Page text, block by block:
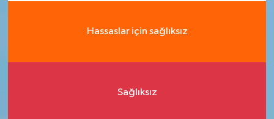
Hassaslar için sağlıksız
Sağlıksız